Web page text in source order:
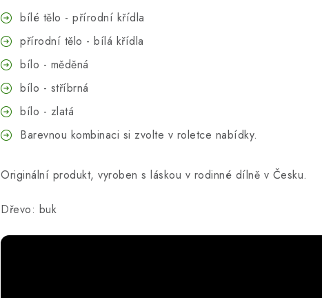
bílé tělo - přírodní křídla
přírodní tělo - bílá křídla
bílo - měděná
bílo - stříbrná
bílo - zlatá
Barevnou kombinaci si zvolte v roletce nabídky.
Originální produkt, vyroben s láskou v rodinné dílně v Česku.
Dřevo: buk